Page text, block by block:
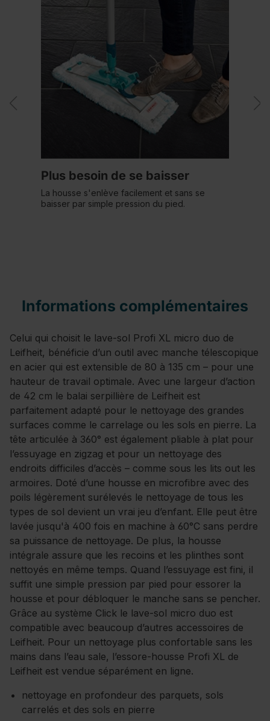
Plus besoin de se baisser
La housse s'enlève facilement et sans se
baisser par simple pression du pied.
Informations complémentaires
Celui qui choisit le lave-sol Profi XL micro duo de
Leifheit, bénéficie d’un outil avec manche télescopique
en acier qui est extensible de 80 à 135 cm – pour une
hauteur de travail optimale. Avec une largeur d’action
de 42 cm le balai serpillière de Leifheit est
parfaitement adapté pour le nettoyage des grandes
surfaces comme le carrelage ou les sols en pierre. La
tête articulée à 360° est également pliable à plat pour
l’essuyage en zigzag et pour un nettoyage des
endroits difficiles d’accès – comme sous les lits out les
armoires. Doté d’une housse en microfibre avec des
poils légèrement surélevés le nettoyage de tous les
types de sol devient un vrai jeu d’enfant. Elle peut être
lavée jusqu'à 400 fois en machine à 60°C sans perdre
sa puissance de nettoyage. De plus, la housse
intégrale assure que les recoins et les plinthes sont
nettoyés en même temps. Quand l’essuyage est fini, il
suffit une simple pression par pied pour essorer la
housse et pour débloquer le manche sans se pencher.
Grâce au système Click le lave-sol micro duo est
compatible avec beaucoup d’autres accessoires de
Leifheit. Pour un nettoyage plus confortable sans les
mains dans l’eau sale, l’essore-housse Profi XL de
Leifheit est vendue séparément en ligne.
nettoyage en profondeur des parquets, sols
carrelés et des sols en pierre